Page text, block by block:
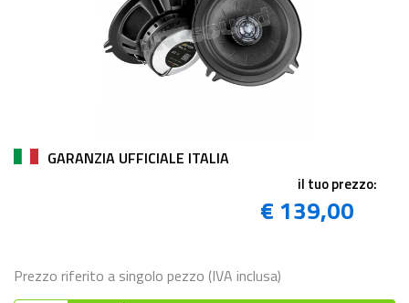
GARANZIA UFFICIALE ITALIA
il tuo prezzo:
€ 139,00
Prezzo riferito a singolo pezzo (IVA inclusa)